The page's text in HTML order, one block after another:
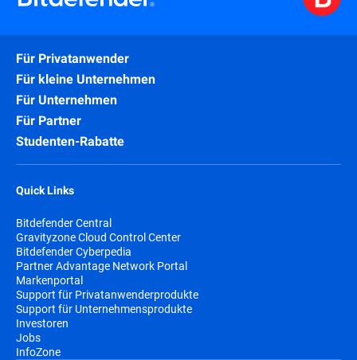
Für Privatanwender
Für kleine Unternehmen
Für Unternehmen
Für Partner
Studenten-Rabatte
Quick Links
Bitdefender Central
Gravityzone Cloud Control Center
Bitdefender Cyberpedia
Partner Advantage Network Portal
Markenportal
Support für Privatanwenderprodukte
Support für Unternehmensprodukte
Investoren
Jobs
InfoZone